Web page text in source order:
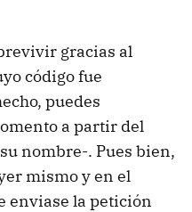
gracias al
código fue
puedes
a partir del
nombre-. Pues bien,
mismo y en el
enviase la petición